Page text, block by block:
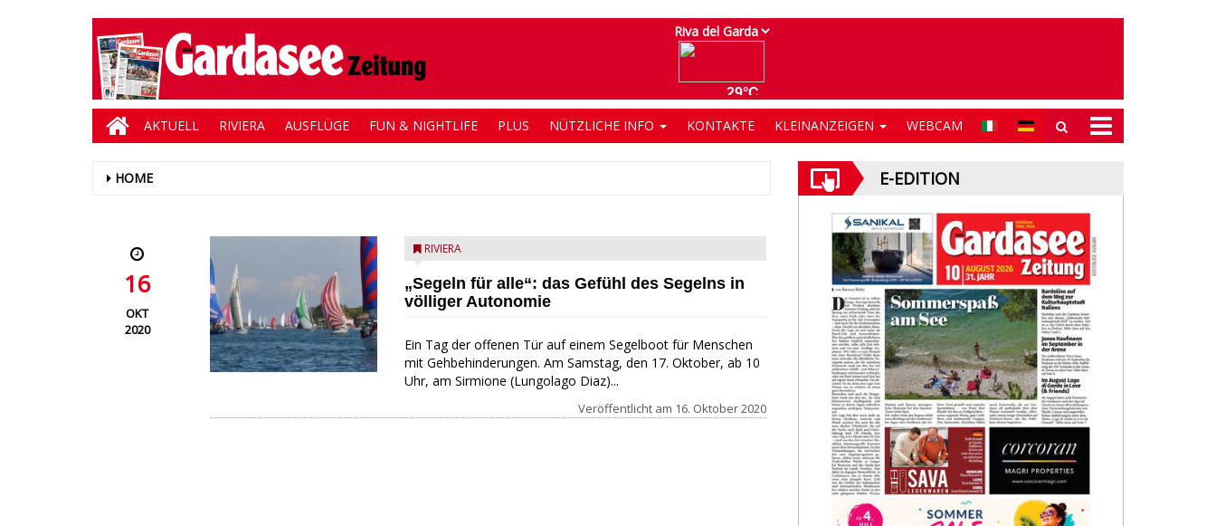
AKTUELL RIVIERA AUSFLÜGE FUN & NIGHTLIFE PLUS NÜTZLICHE INFO KONTAKTE KLEINANZEIGEN WEBCAM
HOME
16
OKT
2020
RIVIERA
„Segeln für alle“: das Gefühl des Segelns in
völliger Autonomie
Ein Tag der offenen Tür auf einem Segelboot für Menschen
mit Gehbehinderungen. Am Samstag, den 17. Oktober, ab 10
Uhr, am Sirmione (Lungolago Diaz)...
Veröffentlicht am 16. Oktober 2020
E-EDITION